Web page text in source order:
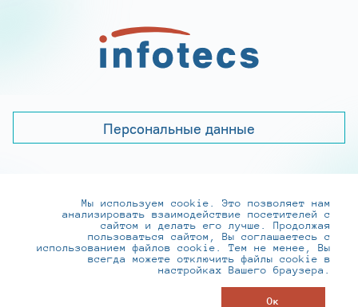
Персональные данные
+7 (495) 737-6192, 8-800-250-0-260
practice@infotecs.ru,hr@infotecs.ru
127273, г. Москва, Отрадная ул., 2Б строение 1
Мы используем cookie. Это позволяет нам
анализировать взаимодействие посетителей с
сайтом и делать его лучше. Продолжая
пользоваться сайтом, Вы соглашаетесь с
использованием файлов cookie. Тем не менее, Вы
всегда можете отключить файлы cookie в
настройках Вашего браузера.
Ок